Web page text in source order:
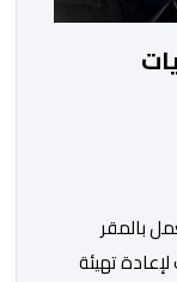
بالمقر
تهيئة